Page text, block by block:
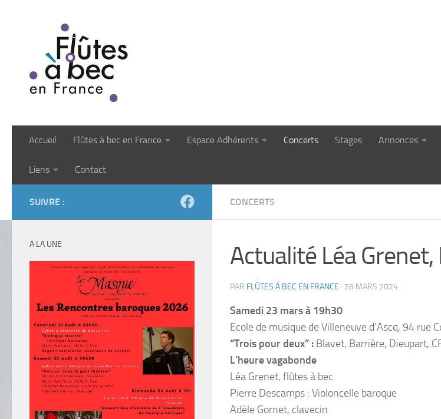
Accueil Flûtes à bec en France Espace Adhérents Concerts Stages Annonces
Liens Contact
CONCERTS
Actualité Léa
PAR FLÛTES À BEC EN FRANCE · 28 MARS 2024
Samedi 23 mars à 19h30
Ecole de musique de Villeneuve d’Ascq, 94 rue
“Trois pour deux” : Blavet, Barrière, Dieupart,
L’heure vagabonde
Léa Grenet, flûtes à bec
Pierre Descamps : Violoncelle baroque
Adèle Gornet, clavecin
SUIVRE :
A LA UNE